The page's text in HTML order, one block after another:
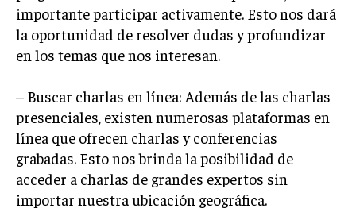
importante participar activamente. Esto nos dará
la oportunidad de resolver dudas y profundizar
en los temas que nos interesan.
– Buscar charlas en línea: Además de las charlas
presenciales, existen numerosas plataformas en
línea que ofrecen charlas y conferencias
grabadas. Esto nos brinda la posibilidad de
acceder a charlas de grandes expertos sin
importar nuestra ubicación geográfica.